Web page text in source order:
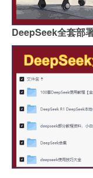
DeepSeek全套部